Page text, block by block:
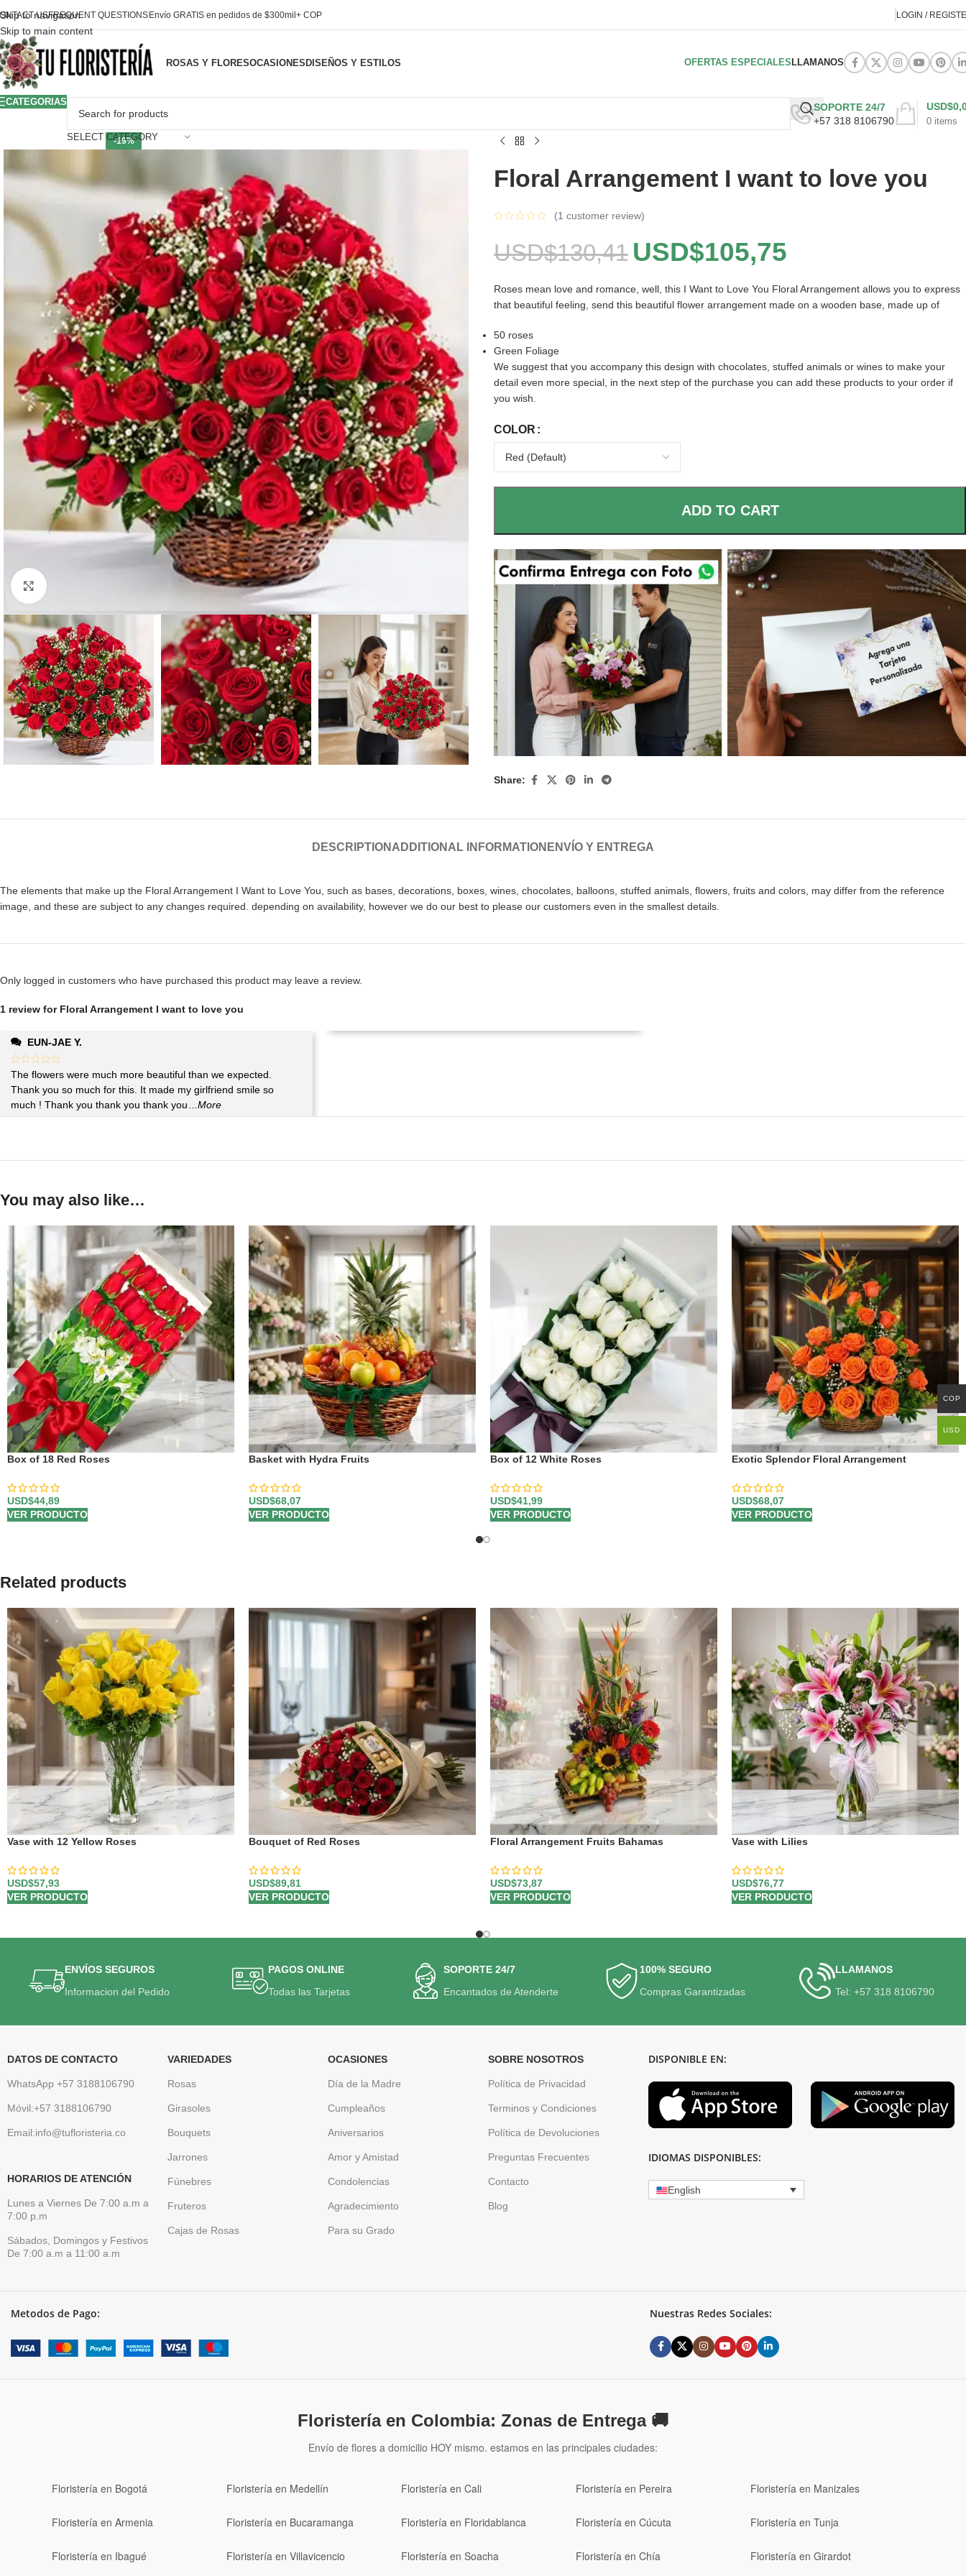
Skip to navigation
Skip to main content
USFREQUENT QUESTIONSEnvío GRATIS en pedidos de $300mil+ COP LOGIN /
ROSAS Y FLORESOCASIONESDISEÑOS Y ESTILOS OFERTAS ESPECIALES LLAMANOS
CATEGORIAS
SELECT CATEGORY
SOPORTE 24/7
+57 318 8106790
0 items
USD$
-19%
Floral Arrangement I want to love you
(1 customer review)
USD$130,41 USD$105,75
Roses mean love and romance, well, this I Want to Love You Floral Arrangement allows you to express
that beautiful feeling, send this beautiful flower arrangement made on a wooden base, made up of
50 roses
Green Foliage
We suggest that you accompany this design with chocolates, stuffed animals or wines to make your
detail even more special, in the next step of the purchase you can add these products to your order if
you wish.
COLOR
ADD TO CART
Share:
DESCRIPTION ADDITIONAL INFORMATION ENVÍO Y ENTREGA
The elements that make up the Floral Arrangement I Want to Love You, such as bases, decorations, boxes, wines, chocolates, balloons, stuffed animals, flowers, fruits and colors, may differ from the reference
image, and these are subject to any changes required. depending on availability, however we do our best to please our customers even in the smallest details.
1 review for Floral Arrangement I want to love you
EUN-JAE Y.
The flowers were much more beautiful than we expected.
Thank you so much for this. It made my girlfriend smile so
much ! Thank you thank you thank you
...More
Only logged in customers who have purchased this product may leave a review.
You may also like…
Box of 18 Red Roses
USD$44,89
VER PRODUCTO
Basket with Hydra Fruits
USD$68,07
VER PRODUCTO
Box of 12 White Roses
USD$41,99
VER PRODUCTO
Exotic Splendor Floral Arrangement
USD$68,07
VER PRODUCTO
Related products
Vase with 12 Yellow Roses
USD$57,93
VER PRODUCTO
Bouquet of Red Roses
USD$89,81
VER PRODUCTO
Floral Arrangement Fruits Bahamas
USD$73,87
VER PRODUCTO
Vase with Lilies
USD$76,77
VER PRODUCTO
ENVÍOS SEGUROS
Informacion del Pedido
PAGOS ONLINE
Todas las Tarjetas
SOPORTE 24/7
Encantados de Atenderte
100% SEGURO
Compras Garantizadas
LLAMANOS
Tel: +57 318 8106790
DATOS DE CONTACTO
WhatsApp +57 3188106790
Móvil:+57 3188106790
Email:info@tufloristeria.co
HORARIOS DE ATENCIÓN
Lunes a Viernes De 7:00 a.m a
7:00 p.m
Sábados, Domingos y Festivos
De 7:00 a.m a 11:00 a.m
VARIEDADES
Rosas
Girasoles
Bouquets
Jarrones
Fúnebres
Fruteros
Cajas de Rosas
OCASIONES
Día de la Madre
Cumpleaños
Aniversarios
Amor y Amistad
Condolencias
Agradecimiento
Para su Grado
SOBRE NOSOTROS
Política de Privacidad
Terminos y Condiciones
Política de Devoluciones
Preguntas Frecuentes
Contacto
Blog
DISPONIBLE EN:
IDIOMAS DISPONIBLES:
English
Metodos de Pago: Nuestras Redes Sociales:
Floristería en Colombia: Zonas de Entrega 🚚
Envío de flores a domicilio HOY mismo. estamos en las principales ciudades:
Floristería en Bogotá Floristería en Medellín Floristería en Cali Floristería en Pereira Floristería en Manizales
Floristería en Armenia Floristería en Bucaramanga Floristería en Floridablanca Floristería en Cúcuta Floristería en Tunja
Floristería en Ibagué Floristería en Villavicencio Floristería en Soacha Floristería en Chía Floristería en Girardot
COP
USD